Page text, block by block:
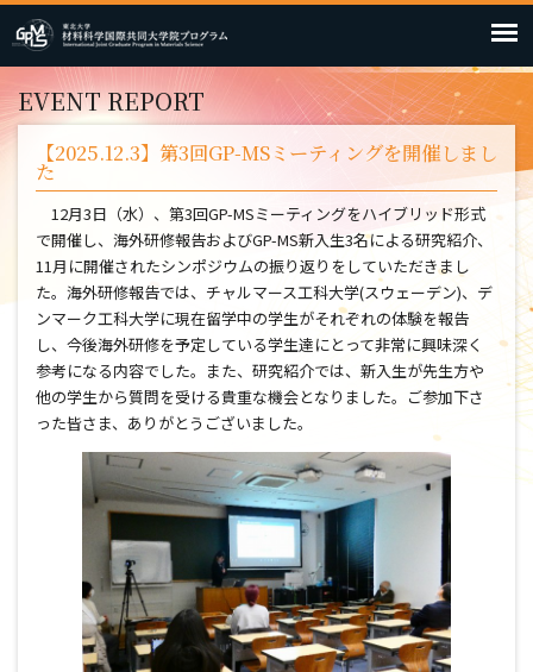
EVENT REPORT
【2025.12.3】第3回GP-MSミーティングを開催しまし
た
12月3日（水）、第3回GP-MSミーティングをハイブリッド形式
で開催し、海外研修報告およびGP-MS新入生3名による研究紹介、
11月に開催されたシンポジウムの振り返りをしていただきまし
た。海外研修報告では、チャルマース工科大学(スウェーデン)、デ
ンマーク工科大学に現在留学中の学生がそれぞれの体験を報告
し、今後海外研修を予定している学生達にとって非常に興味深く
参考になる内容でした。また、研究紹介では、新入生が先生方や
他の学生から質問を受ける貴重な機会となりました。ご参加下さ
った皆さま、ありがとうございました。